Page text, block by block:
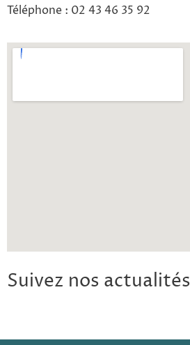
Téléphone : 02 43 46 35 92
Suivez nos actualités